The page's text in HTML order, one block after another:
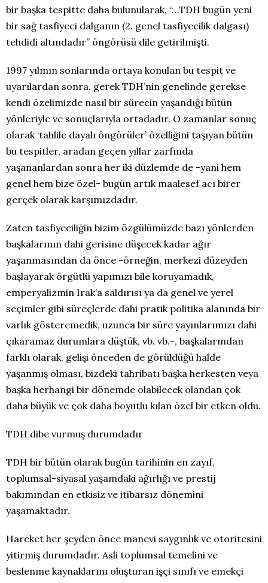
bir başka tespitte daha bulunularak, “…TDH bugün yeni
bir sağ tasfiyeci dalganın (2. genel tasfiyecilik dalgası)
tehdidi altındadır” öngörüsü dile getirilmişti.
1997 yılının sonlarında ortaya konulan bu tespit ve
uyarılardan sonra, gerek TDH’nin genelinde gerekse
kendi özelimizde nasıl bir sürecin yaşandığı bütün
yönleriyle ve sonuçlarıyla ortadadır. O zamanlar sonuç
olarak ‘tahlile dayalı öngörüler’ özelliğini taşıyan bütün
bu tespitler, aradan geçen yıllar zarfında
yaşananlardan sonra her iki düzlemde de -yani hem
genel hem bize özel- bugün artık maalesef acı birer
gerçek olarak karşımızdadır.
Zaten tasfiyeciliğin bizim özgülümüzde bazı yönlerden
başkalarının dahi gerisine düşecek kadar ağır
yaşanmasından da önce -örneğin, merkezi düzeyden
başlayarak örgütlü yapımızı bile koruyamadık,
emperyalizmin Irak’a saldırısı ya da genel ve yerel
seçimler gibi süreçlerde dahi pratik politika alanında bir
varlık gösteremedik, uzunca bir süre yayınlarımızı dahi
çıkaramaz durumlara düştük, vb. vb.-, başkalarından
farklı olarak, gelişi önceden de görüldüğü halde
yaşanmış olması, bizdeki tahribatı başka herkesten veya
başka herhangi bir dönemde olabilecek olandan çok
daha büyük ve çok daha boyutlu kılan özel bir etken oldu.
TDH dibe vurmuş durumdadır
TDH bir bütün olarak bugün tarihinin en zayıf,
toplumsal-siyasal yaşamdaki ağırlığı ve prestij
bakımından en etkisiz ve itibarsız dönemini
yaşamaktadır.
Hareket her şeyden önce manevi saygınlık ve otoritesini
yitirmiş durumdadır. Asli toplumsal temelini ve
beslenme kaynaklarını oluşturan işçi sınıfı ve emekçi